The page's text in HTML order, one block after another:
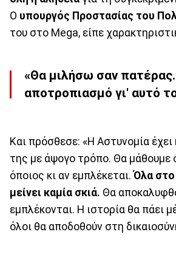
Ο υπουργός Προστασίας του
του στο Mega, είπε
«Θα μιλήσω σαν
αποτροπιασμό γι' αυτό
Και πρόσθεσε: «Η Αστυνομία έχει
της με άψογο τρόπο. Θα μάθουμε
όποιος κι αν εμπλέκεται.Όλα
μείνει καμία σκιά. Θα
εμπλέκονται. Η ιστορία θα πάει
όλοι θα αποδοθούν στη